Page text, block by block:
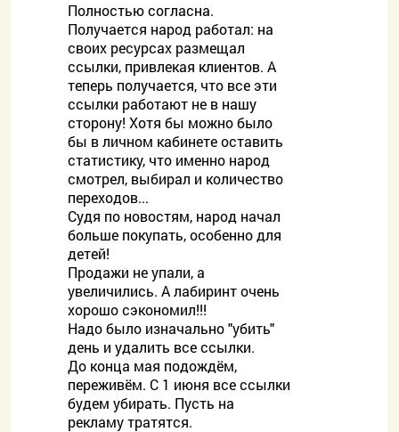
Полностью согласна.
Получается народ работал: на
своих ресурсах размещал
ссылки, привлекая клиентов. А
теперь получается, что все эти
ссылки работают не в нашу
сторону! Хотя бы можно было
бы в личном кабинете оставить
статистику, что именно народ
смотрел, выбирал и количество
переходов...
Судя по новостям, народ начал
больше покупать, особенно для
детей!
Продажи не упали, а
увеличились. А лабиринт очень
хорошо сэкономил!!!
Надо было изначально "убить"
день и удалить все ссылки.
До конца мая подождём,
переживём. С 1 июня все ссылки
будем убирать. Пусть на
рекламу тратятся.